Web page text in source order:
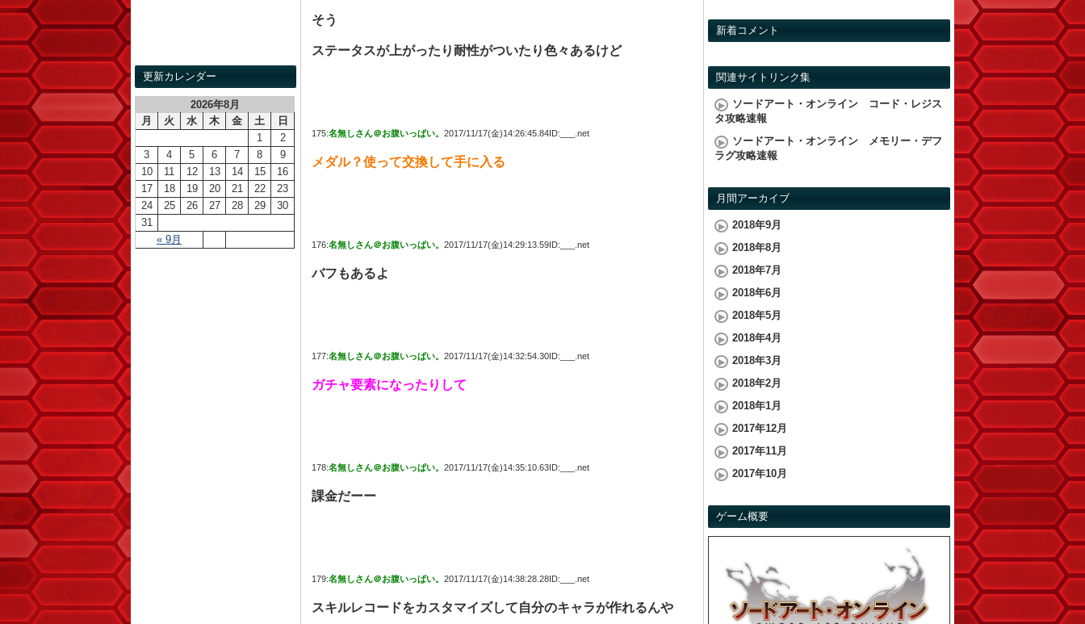
更新カレンダー
2026年8月
月
火 水 木 金 土 日
« 9月
1
2
3
4 5 6 7 8
9
10
11 12 13 14 15
16
17
18 19 20 21 22
23
24
25 26 27 28 29
30
31
そう
ステータスが上がったり耐性がついたり色々あるけど
175:名無しさん＠お腹いっぱい。 2017/11/17(金)14:26:45.84ID:___.net
メダル？使って交換して手に入る
176:名無しさん＠お腹いっぱい。 2017/11/17(金)14:29:13.59ID:___.net
バフもあるよ
177:名無しさん＠お腹いっぱい。 2017/11/17(金)14:32:54.30ID:___.net
ガチャ要素になったりして
178:名無しさん＠お腹いっぱい。 2017/11/17(金)14:35:10.63ID:___.net
課金だーー
179:名無しさん＠お腹いっぱい。 2017/11/17(金)14:38:28.28ID:___.net
スキルレコードをカスタマイズして自分のキャラが作れるんや
新着コメント
関連サイトリンク集
ソードアート・オンライン コード・レジス
タ攻略速報
ソードアート・オンライン メモリー・デフ
ラグ攻略速報
月間アーカイブ
2018年9月
2018年8月
2018年7月
2018年6月
2018年5月
2018年4月
2018年3月
2018年2月
2018年1月
2017年12月
2017年11月
2017年10月
ゲーム概要